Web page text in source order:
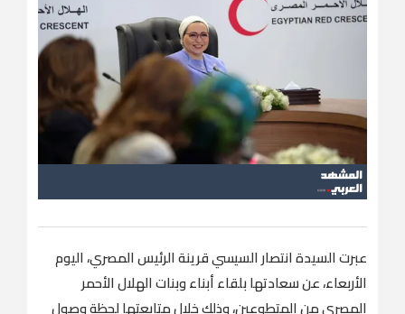
عبرت السيدة انتصار السيسي قرينة الرئيس المصري، اليوم
الأربعاء، عن سعادتها بلقاء أبناء وبنات الهلال الأحمر
المصري من المتطوعين، وذلك خلال متابعتها لحظة وصول